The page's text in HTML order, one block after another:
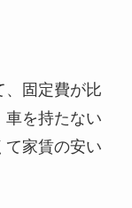
、固定費が比
車を持たない
て家賃の安い